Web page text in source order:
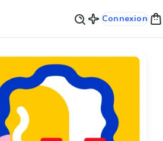
Connexion